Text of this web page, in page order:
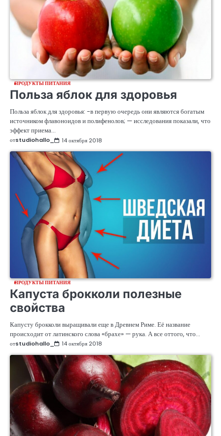
ПРОДУКТЫ ПИТАНИЯ
Польза яблок для здоровья
Польза яблок для здоровья: -в первую очередь они являются богатым
источником флавоноидов и полифенолов; — исследования показали, что
эффект приема…
отstudiohallo_ 14 октября 2018
ПРОДУКТЫ ПИТАНИЯ
Капуста брокколи полезные
свойства
Капусту брокколи выращивали еще в Древнем Риме. Её название
происходит от латинского слова «брахе» — рука. А все оттого, что…
отstudiohallo_ 14 октября 2018